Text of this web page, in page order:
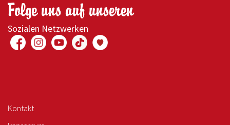
Folge uns auf unseren
Sozialen Netzwerken
Kontakt